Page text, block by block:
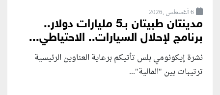
6 أغسطس ,2026
مدينتان طبيتان بـ5 مليارات دولار..
برنامج لإحلال السيارات.. الاحتياطي...
نشرة إيكونومي بلس تأتيكم برعاية العناوين الرئيسية
ترتيبات بين "المالية"...